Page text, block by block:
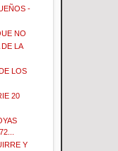
-
NO
LA
LOS
20
Y